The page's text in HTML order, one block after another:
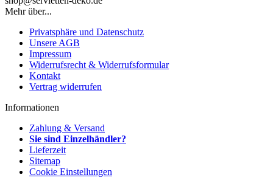
Mehr über...
Privatsphäre und Datenschutz
Unsere AGB
Impressum
Widerrufsrecht & Widerrufsformular
Kontakt
Vertrag widerrufen
Informationen
Zahlung & Versand
Sie sind Einzelhändler?
Lieferzeit
Sitemap
Cookie Einstellungen